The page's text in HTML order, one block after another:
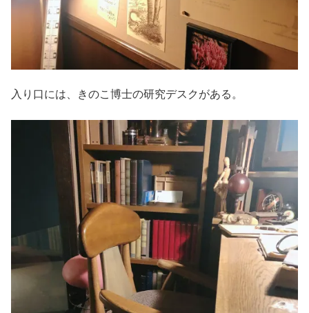
入り口には、きのこ博士の研究デスクがある。